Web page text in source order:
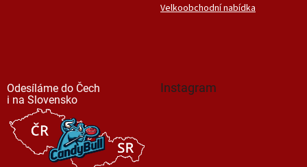
Velkoobchodní nabídka
Odesíláme do Čech
i na Slovensko
Instagram